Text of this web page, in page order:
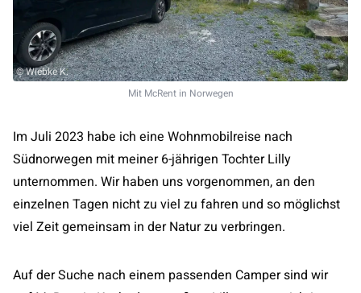
© Wiebke K.
Mit McRent in Norwegen
Im Juli 2023 habe ich eine Wohnmobilreise nach
Südnorwegen mit meiner 6-jährigen Tochter Lilly
unternommen. Wir haben uns vorgenommen, an den
einzelnen Tagen nicht zu viel zu fahren und so möglichst
viel Zeit gemeinsam in der Natur zu verbringen.
Auf der Suche nach einem passenden Camper sind wir